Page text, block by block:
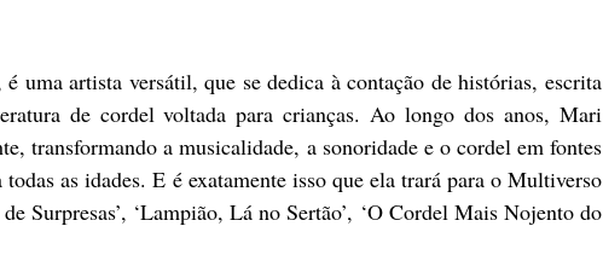
uma artista versátil, que se dedica à contação de histórias, escrita
de cordel voltada para crianças. Ao longo dos anos, Mari
transformando a musicalidade, a sonoridade e o cordel em fontes
as idades. E é exatamente isso que ela trará para o Multiverso
Surpresas’, ‘Lampião, Lá no Sertão’, ‘O Cordel Mais Nojento do